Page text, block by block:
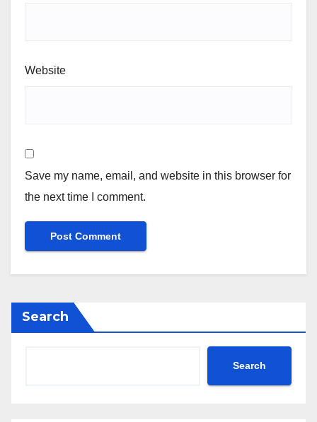
Website
Save my name, email, and website in this browser for
the next time I comment.
Search
Search